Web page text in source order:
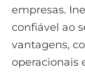
empresas.
confiável ao
vantagens,
operacionais